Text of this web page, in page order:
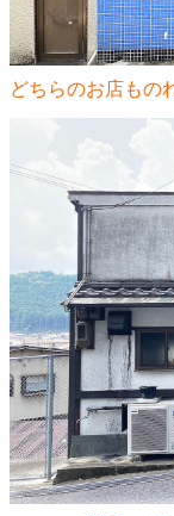
どちらのお店もの